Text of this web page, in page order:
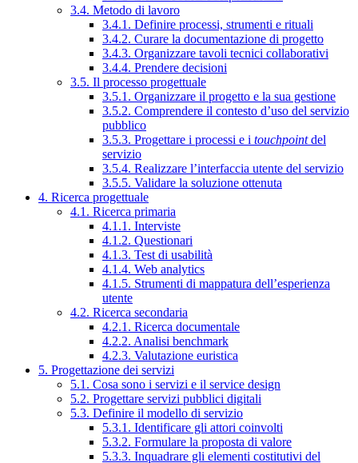
3.4. Metodo di lavoro
3.4.1. Definire processi, strumenti e rituali
3.4.2. Curare la documentazione di progetto
3.4.3. Organizzare tavoli tecnici collaborativi
3.4.4. Prendere decisioni
3.5. Il processo progettuale
3.5.1. Organizzare il progetto e la sua gestione
3.5.2. Comprendere il contesto d’uso del servizio
pubblico
3.5.3. Progettare i processi e i touchpointdel
servizio
3.5.4. Realizzare l’interfaccia utente del servizio
3.5.5. Validare la soluzione ottenuta
4. Ricerca progettuale
4.1. Ricerca primaria
4.1.1. Interviste
4.1.2. Questionari
4.1.3. Test di usabilità
4.1.4. Web analytics
4.1.5. Strumenti di mappatura dell’esperienza
utente
4.2. Ricerca secondaria
4.2.1. Ricerca documentale
4.2.2. Analisi benchmark
4.2.3. Valutazione euristica
5. Progettazione dei servizi
5.1. Cosa sono i servizi e il service design
5.2. Progettare servizi pubblici digitali
5.3. Definire il modello di servizio
5.3.1. Identificare gli attori coinvolti
5.3.2. Formulare la proposta di valore
5.3.3. Inquadrare gli elementi costitutivi del